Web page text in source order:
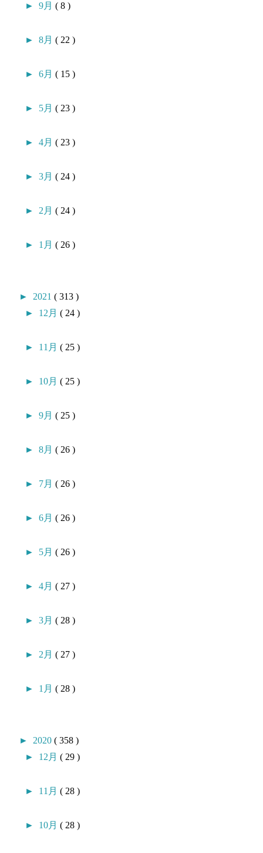
►9月( 8 )
►8月( 22 )
►6月( 15 )
► 5月( 23 )
►4月( 23 )
►3月( 24 )
► 2月( 24 )
► 1月( 26 )
► 2021( 313 )
► 12月( 24 )
► 11月( 25 )
► 10月( 25 )
►9月( 25 )
►8月( 26 )
► 7月( 26 )
►6月( 26 )
► 5月( 26 )
►4月( 27 )
►3月( 28 )
► 2月( 27 )
► 1月( 28 )
► 2020( 358 )
► 12月( 29 )
► 11月( 28 )
► 10月( 28 )